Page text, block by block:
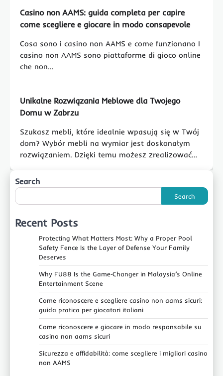
Casino non AAMS: guida completa per capire
come scegliere e giocare in modo consapevole
Cosa sono i casino non AAMS e come funzionano I
casino non AAMS sono piattaforme di gioco online
che non…
Unikalne Rozwiązania Meblowe dla Twojego
Domu w Zabrzu
Szukasz mebli, które idealnie wpasują się w Twój
dom? Wybór mebli na wymiar jest doskonałym
rozwiązaniem. Dzięki temu możesz zrealizować…
Search
Search
Recent Posts
Protecting What Matters Most: Why a Proper Pool
Safety Fence Is the Layer of Defense Your Family
Deserves
Why FU88 Is the Game‑Changer in Malaysia’s Online
Entertainment Scene
Come riconoscere e scegliere casino non aams sicuri:
guida pratica per giocatori italiani
Come riconoscere e giocare in modo responsabile su
casino non aams sicuri
Sicurezza e affidabilità: come scegliere i migliori casino
non AAMS